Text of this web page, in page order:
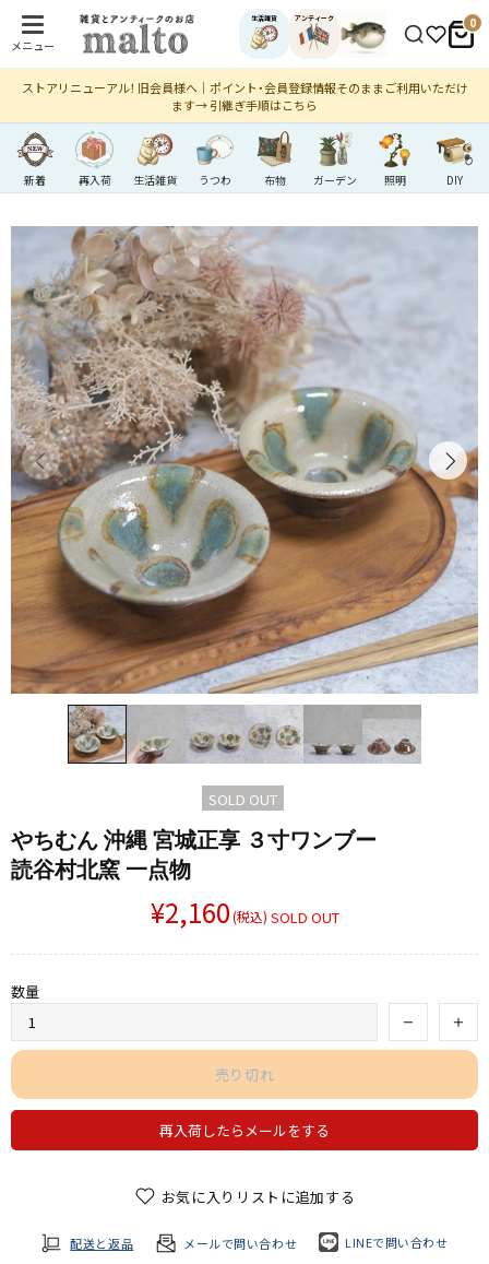
メニュー
生活雑貨 アンティーク 0
ストアリニューアル！ 旧会員様へ｜ポイント・会員登録情報そのままご利用いただけ
ます→ 引継ぎ手順はこちら
新着 再入荷 生活雑貨 うつわ 布物 ガーデン 照明 DIY
SOLD OUT
やちむん 沖縄 宮城正享 ３寸ワンブー
読谷村北窯 一点物
¥2,160(税込) SOLD OUT
数量
売り切れ
再入荷したらメールをする
お気に入りリストに追加する
配送と返品 メールで問い合わせ LINEで問い合わせ